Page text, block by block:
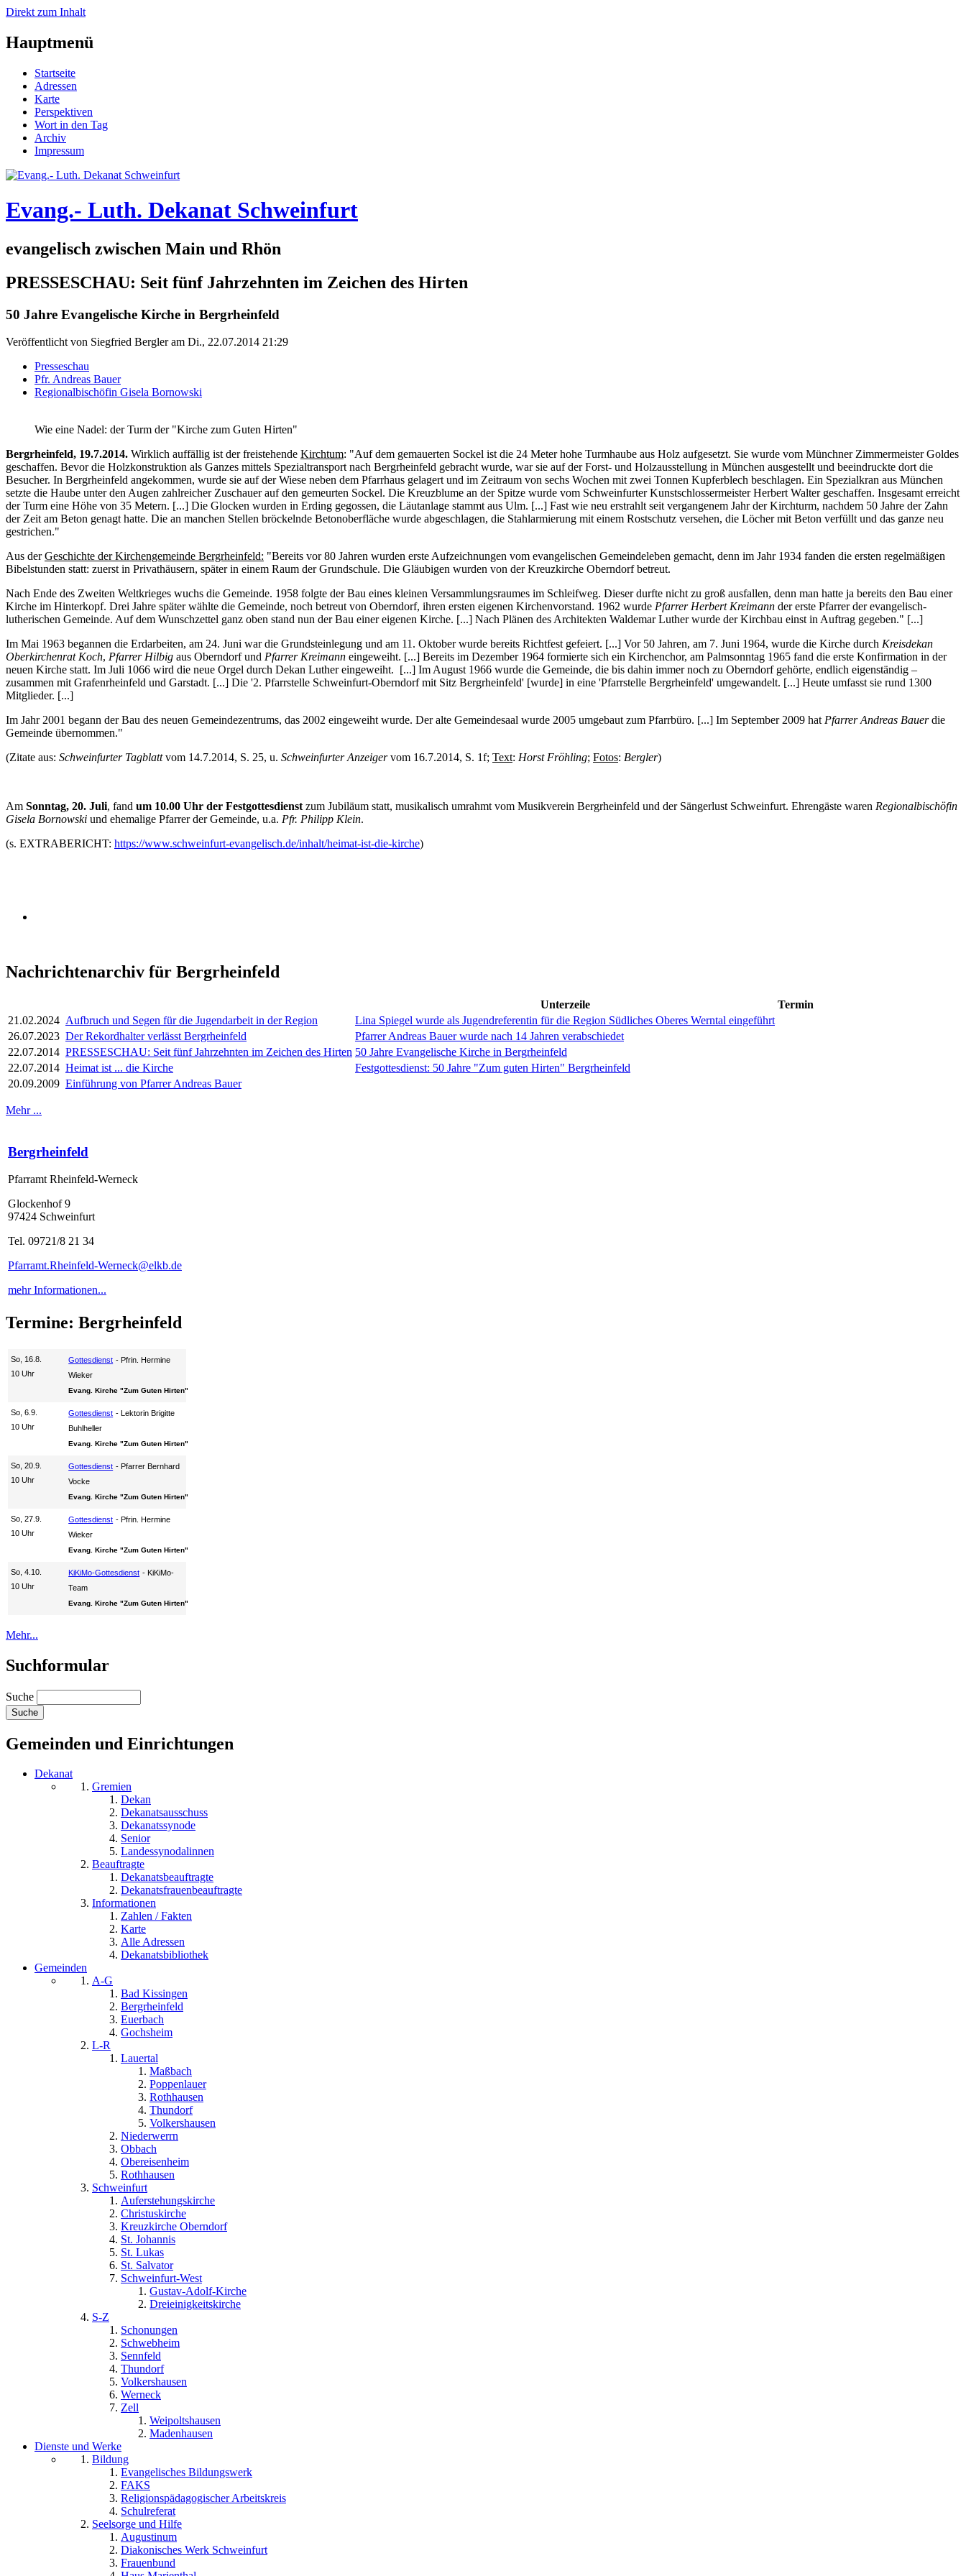
Direkt zum Inhalt
Hauptmenü
Startseite
Adressen
Karte
Perspektiven
Wort in den Tag
Archiv
Impressum
Evang.- Luth. Dekanat Schweinfurt
evangelisch zwischen Main und Rhön
PRESSESCHAU: Seit fünf Jahrzehnten im Zeichen des Hirten
50 Jahre Evangelische Kirche in Bergrheinfeld
Veröffentlicht von Siegfried Bergleram Di., 22.07.2014 21:29
Presseschau
Pfr. Andreas Bauer
Regionalbischöfin Gisela Bornowski
Wie eine Nadel: der Turm der "Kirche zum Guten Hirten"
Bergrheinfeld, 19.7.2014. Wirklich auffällig ist der freistehende Kirchtum: "Auf dem gemauerten Sockel ist die 24 Meter hohe Turmhaube aus Holz aufgesetzt. Sie wurde vom Münchner Zimmermeister Goldes
geschaffen. Bevor die Holzkonstruktion als Ganzes mittels Spezialtransport nach Bergrheinfeld gebracht wurde, war sie auf der Forst- und Holzausstellung in München ausgestellt und beeindruckte dort die
Besucher. In Bergrheinfeld angekommen, wurde sie auf der Wiese neben dem Pfarrhaus gelagert und im Zeitraum von sechs Wochen mit zwei Tonnen Kupferblech beschlagen. Ein Spezialkran aus München
setzte die Haube unter den Augen zahlreicher Zuschauer auf den gemeurten Sockel. Die Kreuzblume an der Spitze wurde vom Schweinfurter Kunstschlossermeister Herbert Walter geschaffen. Insgesamt erreicht
der Turm eine Höhe von 35 Metern. [...] Die Glocken wurden in Erding gegossen, die Läutanlage stammt aus Ulm. [...] Fast wie neu erstrahlt seit vergangenem Jahr der Kirchturm, nachdem 50 Jahre der Zahn
der Zeit am Beton genagt hatte. Die an manchen Stellen bröckelnde Betonoberfläche wurde abgeschlagen, die Stahlarmierung mit einem Rostschutz versehen, die Löcher mit Beton verfüllt und das ganze neu
gestrichen."
Aus derGeschichte der Kirchengemeinde Bergrheinfeld: "Bereits vor 80 Jahren wurden erste Aufzeichnungen vom evangelischen Gemeindeleben gemacht, denn im Jahr 1934 fanden die ersten regelmäßigen
Bibelstunden statt: zuerst in Privathäusern, später in einem Raum der Grundschule. Die Gläubigen wurden von der Kreuzkirche Oberndorf betreut.
Nach Ende des Zweiten Weltkrieges wuchs die Gemeinde. 1958 folgte der Bau eines kleinen Versammlungsraumes im Schleifweg. Dieser durfte nicht zu groß ausfallen, denn man hatte ja bereits den Bau einer
Kirche im Hinterkopf. Drei Jahre später wählte die Gemeinde, noch betreut von Oberndorf, ihren ersten eigenen Kirchenvorstand. 1962 wurde Pfarrer Herbert Kreimann der erste Pfarrer der evangelisch-
lutherischen Gemeinde. Auf dem Wunschzettel ganz oben stand nun der Bau einer eigenen Kirche. [...] Nach Plänen des Architekten Waldemar Luther wurde der Kirchbau einst in Auftrag gegeben." [...]
Im Mai 1963 begannen die Erdarbeiten, am 24. Juni war die Grundsteinlegung und am 11. Oktober wurde bereits Richtfest gefeiert. [...] Vor 50 Jahren, am 7. Juni 1964, wurde die Kirche durch Kreisdekan
Oberkirchenrat Koch, Pfarrer Hilbig aus Oberndorf und Pfarrer Kreimann eingeweiht. [...] Bereits im Dezember 1964 formierte sich ein Kirchenchor, am Palmsonntag 1965 fand die erste Konfirmation in der
neuen Kirche statt. Im Juli 1066 wird die neue Orgel durch Dekan Luther eingeweiht. [...] Im August 1966 wurde die Gemeinde, die bis dahin immer noch zu Oberndorf gehörte, endlich eigenständig –
zusammen mit Grafenrheinfeld und Garstadt. [...] Die '2. Pfarrstelle Schweinfurt-Oberndorf mit Sitz Bergrheinfeld' [wurde] in eine 'Pfarrstelle Bergrheinfeld' umgewandelt. [...] Heute umfasst sie rund 1300
Mitglieder. [...]
Im Jahr 2001 begann der Bau des neuen Gemeindezentrums, das 2002 eingeweiht wurde. Der alte Gemeindesaal wurde 2005 umgebaut zum Pfarrbüro. [...] Im September 2009 hat Pfarrer Andreas Bauerdie
Gemeinde übernommen."
(Zitate aus: Schweinfurter Tagblattvom 14.7.2014, S. 25, u. Schweinfurter Anzeigervom 16.7.2014, S. 1f; Text: Horst Fröhling; Fotos: Bergler)
Am Sonntag, 20. Juli, fand um 10.00 Uhr der Festgottesdienst zum Jubiläum statt, musikalisch umrahmt vom Musikverein Bergrheinfeld und der Sängerlust Schweinfurt. Ehrengäste waren Regionalbischöfin
Gisela Bornowski und ehemalige Pfarrer der Gemeinde, u.a. Pfr. Philipp Klein.
(s. EXTRABERICHT: https://www.schweinfurt-evangelisch.de/inhalt/heimat-ist-die-kirche)
Nachrichtenarchiv für Bergrheinfeld
Unterzeile
Termin
21.02.2024 Aufbruch und Segen für die Jugendarbeit in der Region
Lina Spiegel wurde als Jugendreferentin für die Region Südliches Oberes Werntal eingeführt
26.07.2023 Der Rekordhalter verlässt Bergrheinfeld
Pfarrer Andreas Bauer wurde nach 14 Jahren verabschiedet
22.07.2014 PRESSESCHAU: Seit fünf Jahrzehnten im Zeichen des Hirten 50 Jahre Evangelische Kirche in Bergrheinfeld
22.07.2014 Heimat ist ... die Kirche
Festgottesdienst: 50 Jahre "Zum guten Hirten" Bergrheinfeld
20.09.2009 Einführung von Pfarrer Andreas Bauer
Mehr ...
Bergrheinfeld
Pfarramt Rheinfeld-Werneck
Glockenhof 9
97424 Schweinfurt
Tel. 09721/8 21 34
Pfarramt.Rheinfeld-Werneck@elkb.de
mehr Informationen...
Termine: Bergrheinfeld
So, 16.8.
10 Uhr
Gottesdienst
Pfrin. Hermine
Wieker
Evang. Kirche "Zum Guten Hirten"
So, 6.9.
10 Uhr
Gottesdienst
Lektorin Brigitte
Buhlheller
Evang. Kirche "Zum Guten Hirten"
So, 20.9.
10 Uhr
Gottesdienst
Pfarrer Bernhard
Vocke
Evang. Kirche "Zum Guten Hirten"
So, 27.9.
10 Uhr
Gottesdienst
Pfrin. Hermine
Wieker
Evang. Kirche "Zum Guten Hirten"
So, 4.10.
10 Uhr
KiKiMo-Gottesdienst
KiKiMo-
Team
Evang. Kirche "Zum Guten Hirten"
Mehr...
Suchformular
Suche
Gemeinden und Einrichtungen
Dekanat
Gremien
Dekan
Dekanatsausschuss
Dekanatssynode
Senior
Landessynodalinnen
Beauftragte
Dekanatsbeauftragte
Dekanatsfrauenbeauftragte
Informationen
Zahlen / Fakten
Karte
Alle Adressen
Dekanatsbibliothek
Gemeinden
A-G
Bad Kissingen
Bergrheinfeld
Euerbach
Gochsheim
L-R
Lauertal
Maßbach
Poppenlauer
Rothhausen
Thundorf
Volkershausen
Niederwerrn
Obbach
Obereisenheim
Rothhausen
Schweinfurt
Auferstehungskirche
Christuskirche
Kreuzkirche Oberndorf
St. Johannis
St. Lukas
St. Salvator
Schweinfurt-West
Gustav-Adolf-Kirche
Dreieinigkeitskirche
S-Z
Schonungen
Schwebheim
Sennfeld
Thundorf
Volkershausen
Werneck
Zell
Weipoltshausen
Madenhausen
Dienste und Werke
Bildung
Evangelisches Bildungswerk
FAKS
Religionspädagogischer Arbeitskreis
Schulreferat
Seelsorge und Hilfe
Augustinum
Diakonisches Werk Schweinfurt
Frauenbund